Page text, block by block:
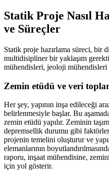
Statik Proje Nasıl
ve Süreçler
Statik proje hazırlama süreci, bir
multidisipliner bir yaklaşım
mühendisleri, jeoloji mühendisleri
Zemin etüdü ve veri
Her şey, yapının inşa edileceği
belirlenmesiyle başlar. Bu
zemin etüdü yapılır. Zeminin
depremsellik durumu gibi
projenin temelini oluşturur ve
elemanlarının
raporu, inşaat mühendisine,
için yol gösterir.